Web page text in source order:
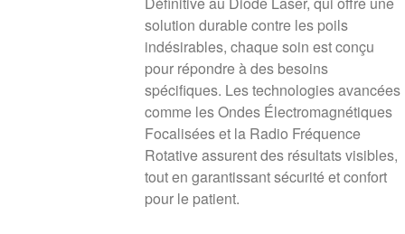
solution durable contre les poils
indésirables, chaque soin est conçu
pour répondre à des besoins
spécifiques. Les technologies avancées
comme les Ondes Électromagnétiques
Focalisées et la Radio Fréquence
Rotative assurent des résultats visibles,
tout en garantissant sécurité et confort
pour le patient.